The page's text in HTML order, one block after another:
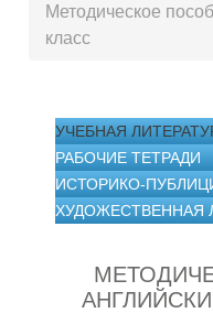
Методическое
класс
УЧЕБНАЯ
РАБОЧИЕ ТЕТРАДИ
ИСТОРИКО-
ХУДОЖЕСТВЕННАЯ